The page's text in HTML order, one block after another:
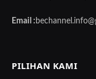
Email :
PILIHAN KAMI